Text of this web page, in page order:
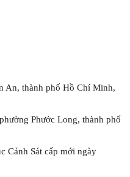
An, thành phố Hồ Chí Minh,
Phước Long, thành phố
Cảnh Sát cấp mới ngày